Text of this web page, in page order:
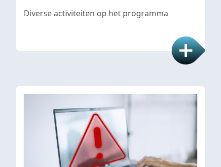
Diverse activiteiten op het programma